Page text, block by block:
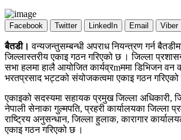
Facebook Twitter LinkedIn Email Viber
बैतडी। वन्यजन्तुसम्बन्धी अपराध नियन्त्रण गर्न
जिल्लास्तरीय एकाइ गठन गरिएको छ । जिल्ला
सभा हलमा हालै आयोजित कार्यव्रmममा डिभिजन वन
भरतप्रसाद भट्टको संयोजकत्वमा एकाइ गठन गरिएको
एकाइको सदस्यमा सहायक प्रमुख जिल्ला अधिकारी,
नेपाली सेनाका गुल्मपति, प्रहरी कार्यालयका जिल्ला
राष्ट्रिय अनुसन्धान, जिल्ला हुलाक, कारागार
एकाइ गठन गरिएको छ ।